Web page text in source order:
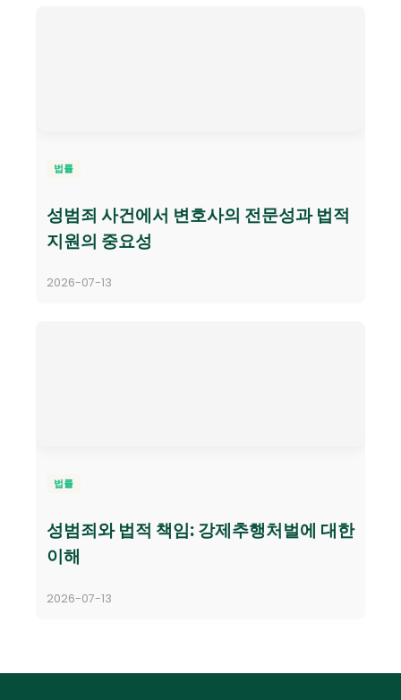
법률
성범죄 사건에서 변호사의 전문성과 법적
지원의 중요성
2026-07-13
법률
성범죄와 법적 책임: 강제추행처벌에 대한
이해
2026-07-13